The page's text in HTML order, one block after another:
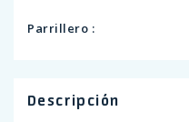
Parrillero :
Descripción